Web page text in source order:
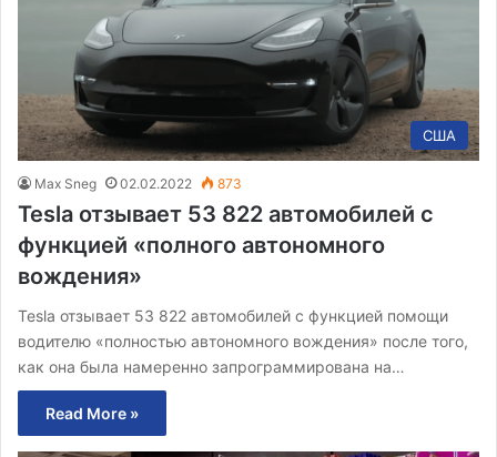
США
Max Sneg 02.02.2022 873
Tesla отзывает 53 822 автомобилей с
функцией «полного автономного
вождения»
Tesla отзывает 53 822 автомобилей с функцией помощи
водителю «полностью автономного вождения» после того,
как она была намеренно запрограммирована на…
Read More »